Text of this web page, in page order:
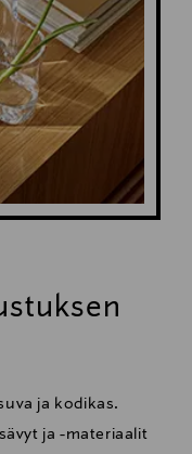
ja kodikas.
ja -materiaalit